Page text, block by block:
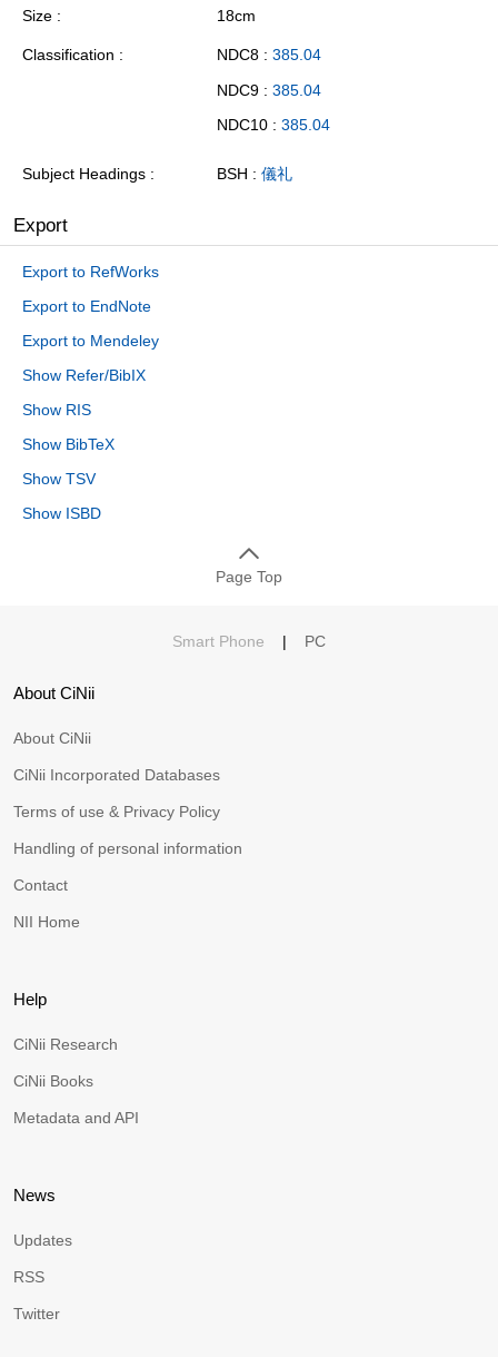
Size
18cm
Classification NDC8 : 385.04
NDC9 : 385.04
NDC10 : 385.04
Subject Headings BSH : 儀礼
Export
Export to RefWorks
Export to EndNote
Export to Mendeley
Show Refer/BibIX
Show RIS
Show BibTeX
Show TSV
Show ISBD
Page Top
Smart Phone | PC
About CiNii
About CiNii
CiNii Incorporated Databases
Terms of use & Privacy Policy
Handling of personal information
Contact
NII Home
Help
CiNii Research
CiNii Books
Metadata and API
News
Updates
RSS
Twitter